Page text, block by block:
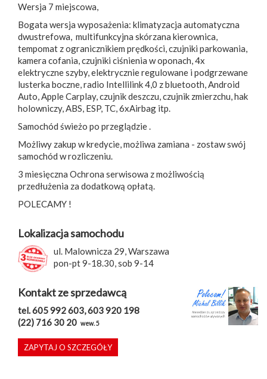
Wersja 7 miejscowa,
Bogata wersja wyposażenia: klimatyzacja automatyczna
dwustrefowa, multifunkcyjna skórzana kierownica,
tempomat z ogranicznikiem prędkości, czujniki parkowania,
kamera cofania, czujniki ciśnienia w oponach, 4x
elektryczne szyby, elektrycznie regulowane i podgrzewane
lusterka boczne, radio Intellilink 4,0 z bluetooth, Android
Auto, Apple Carplay, czujnik deszczu, czujnik zmierzchu, hak
holowniczy, ABS, ESP, TC, 6xAirbag itp.
Samochód świeżo po przeglądzie .
Możliwy zakup w kredycie, możliwa zamiana - zostaw swój
samochód w rozliczeniu.
3 miesięczna Ochrona serwisowa z możliwością
przedłużenia za dodatkową opłatą.
POLECAMY !
Lokalizacja samochodu
ul. Malownicza 29, Warszawa
pon-pt 9-18.30, sob 9-14
Kontakt ze sprzedawcą
tel. 605 992 603, 603 920 198
(22) 716 30 20 wew. 5
ZAPYTAJ O SZCZEGÓŁY